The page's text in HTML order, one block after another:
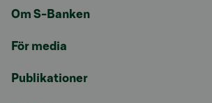
Om S-Banken
För media
Publikationer